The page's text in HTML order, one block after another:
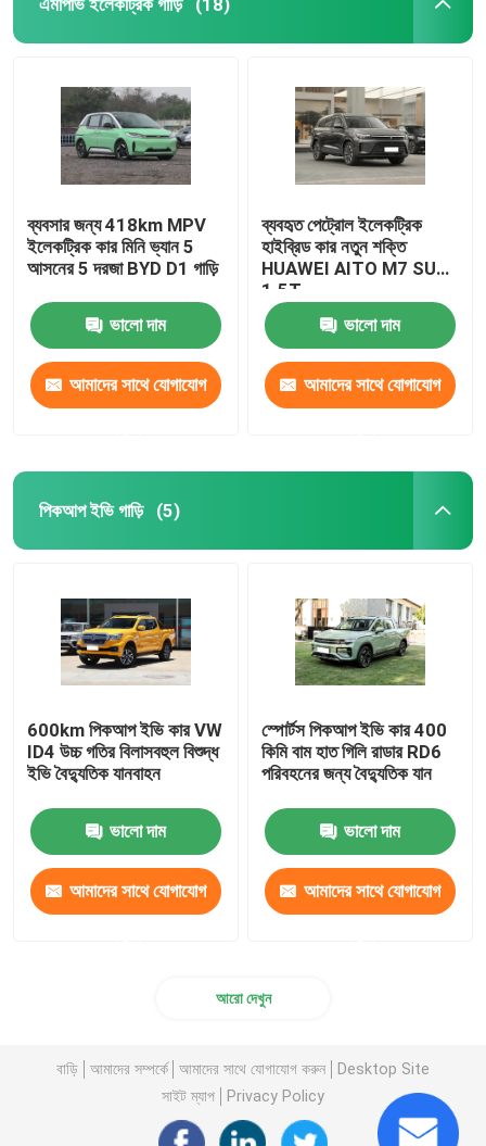
(18)
ব্যবসার জন্য 418km MPV
ইলেকট্রিক কার মিনি ভ্যান 5
আসনের 5 দরজা BYD D1 গাড়ি
ভালো দাম
আমাদের সাথে যোগাযোগ
ব্যবহৃত পেট্রোল ইলেকট্রিক
হাইব্রিড কার নতুন শক্তি
HUAWEI AITO M7 SUV
1.5T
ভালো দাম
আমাদের সাথে যোগাযোগ
পিকআপ ইভি গাড়ি (5)
600km পিকআপ ইভি কার VW
ID4 উচ্চ গতির বিলাসবহুল বিশুদ্ধ
ইভি বৈদ্যুতিক যানবাহন
ভালো দাম
আমাদের সাথে যোগাযোগ
স্পোর্টস পিকআপ ইভি কার 400
কিমি বাম হাত গিলি রাডার RD6
পরিবহনের জন্য বৈদ্যুতিক যান
ভালো দাম
আমাদের সাথে যোগাযোগ
আরো দেখুন
বাড়ি আমাদের সম্পর্কে আমাদের সাথে যোগাযোগ করুন
Desktop Site
সাইট ম্যাপ
Privacy Policy